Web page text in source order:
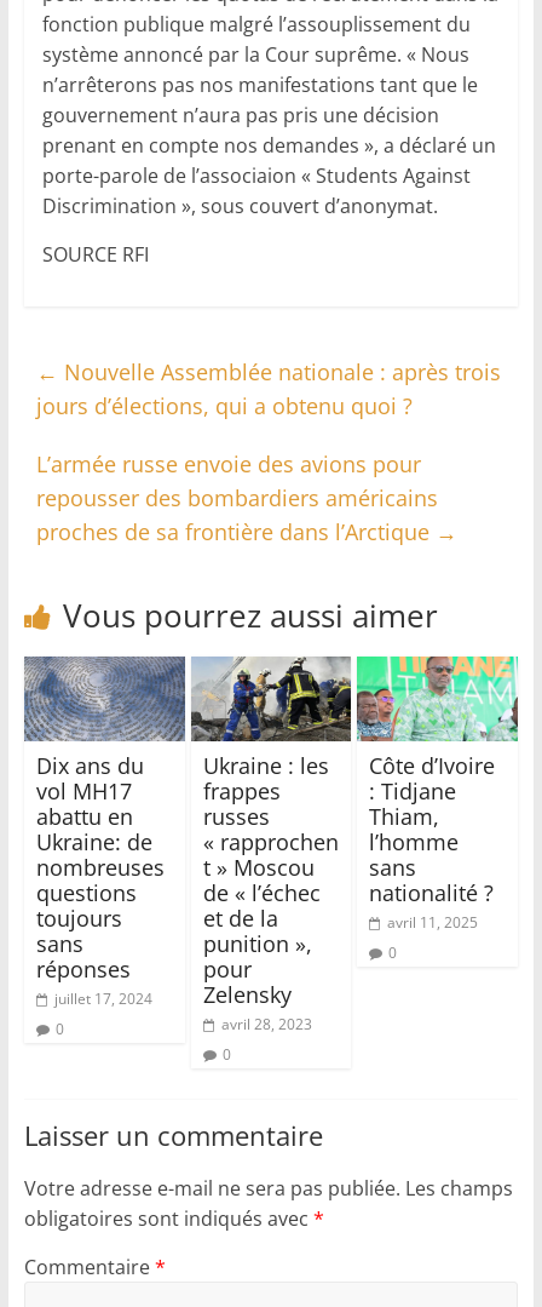
fonction publique malgré l’assouplissement du
système annoncé par la Cour suprême. « Nous
n’arrêterons pas nos manifestations tant que le
gouvernement n’aura pas pris une décision
prenant en compte nos demandes », a déclaré un
porte-parole de l’associaion « Students Against
Discrimination », sous couvert d’anonymat.
SOURCE RFI
← Nouvelle Assemblée nationale : après trois
jours d’élections, qui a obtenu quoi ?
L’armée russe envoie des avions pour
repousser des bombardiers américains
proches de sa frontière dans l’Arctique →
Vous pourrez aussi aimer
Dix ans du
vol MH17
abattu en
Ukraine: de
nombreuses
questions
toujours
sans
réponses
juillet 17, 2024
0
Ukraine : les
frappes
russes
« rapprochen
t » Moscou
de « l’échec
et de la
punition »,
pour
Zelensky
avril 28, 2023
0
Côte d’Ivoire
: Tidjane
Thiam,
l’homme
sans
nationalité ?
avril 11, 2025
0
Laisser un commentaire
Votre adresse e-mail ne sera pas publiée. Les champs
obligatoires sont indiqués avec *
Commentaire*